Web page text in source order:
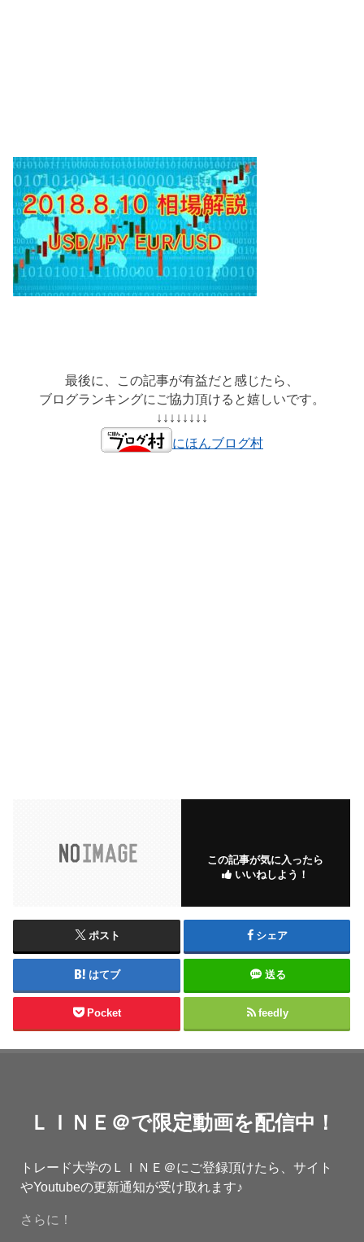
最後に、この記事が有益だと感じたら、
ブログランキングにご協力頂けると嬉しいです。
↓↓↓↓↓↓↓↓
にほんブログ村
この記事が気に入ったら
いいねしよう！
ポスト シェア
はてブ 送る
Pocket feedly
ＬＩＮＥ＠で限定動画を配信中！
トレード大学のＬＩＮＥ＠にご登録頂けたら、サイト
やYoutubeの更新通知が受け取れます♪
さらに！